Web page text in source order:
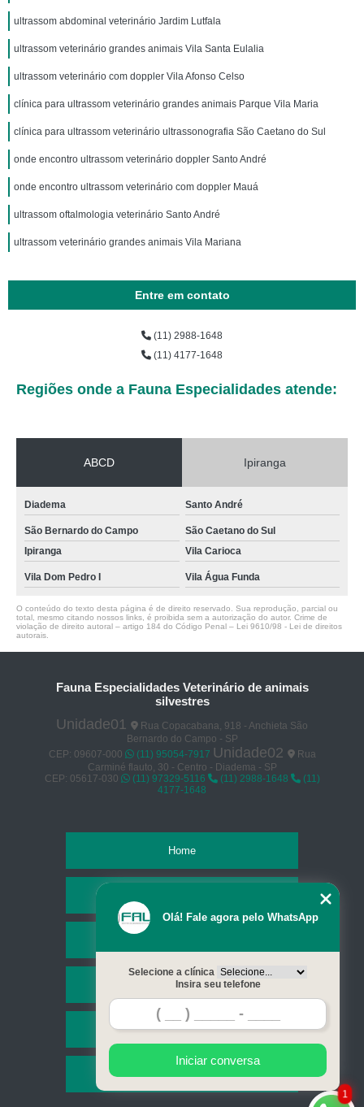
ultrassom abdominal veterinário Jardim Lutfala
ultrassom veterinário grandes animais Vila Santa Eulalia
ultrassom veterinário com doppler Vila Afonso Celso
clínica para ultrassom veterinário grandes animais Parque Vila Maria
clínica para ultrassom veterinário ultrassonografia São Caetano do Sul
onde encontro ultrassom veterinário doppler Santo André
onde encontro ultrassom veterinário com doppler Mauá
ultrassom oftalmologia veterinário Santo André
ultrassom veterinário grandes animais Vila Mariana
Entre em contato
(11) 2988-1648
(11) 4177-1648
Regiões onde a Fauna Especialidades atende:
ABCD Ipiranga
Diadema Santo André
São Bernardo do Campo
São Caetano do Sul
Ipiranga
Vila Carioca
Vila Dom Pedro I Vila Água Funda
O conteúdo do texto desta página é de direito reservado. Sua reprodução, parcial ou
total, mesmo citando nossos links, é proibida sem a autorização do autor. Crime de
violação de direito autoral – artigo 184 do Código Penal – Lei 9610/98 - Lei de direitos
autorais
Fauna Especialidades Veterinário de animais
silvestres
Unidade01
Rua Copacabana, 918 - Anchieta São
Bernardo do Campo - SP
CEP: 09607-000
(11) 95054-7917 Unidade02
Rua
Carminé flauto, 30 - Centro - Diadema - SP
CEP: 05617-030
(11) 97329-5116 (11) 2988-1648
(11)
4177-1648
Home
Serviços
Contato
Mapa do site
1
Olá! Fale agora pelo WhatsApp
Selecione a clínica
Insira seu telefone
Iniciar conversa